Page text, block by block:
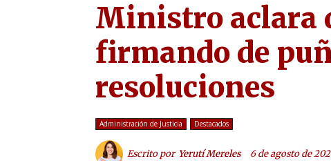
Ministro aclara
firmando de
resoluciones
Administración de Justicia Destacados
Escrito por Yerutí Mereles 6 de agosto de